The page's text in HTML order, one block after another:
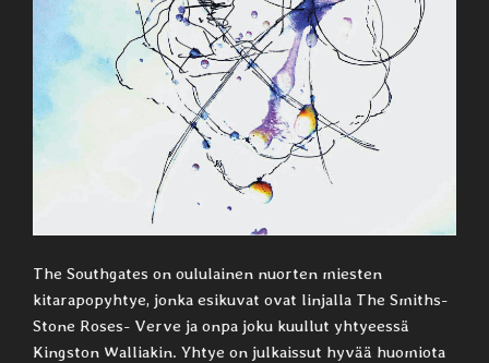
The Southgates on oululainen nuorten miesten
kitarapopyhtye, jonka esikuvat ovat linjalla The Smiths-
Stone Roses- Verve ja onpa joku kuullut yhtyeessä
Kingston Walliakin. Yhtye on julkaissut hyvää huomiota